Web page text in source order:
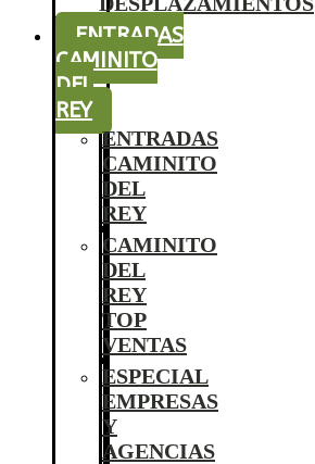
ENTRADAS
CAMINITO
DEL
REY
ENTRADAS
CAMINITO
DEL
REY
CAMINITO
DEL
REY
TOP
VENTAS
ESPECIAL
EMPRESAS
Y
AGENCIAS